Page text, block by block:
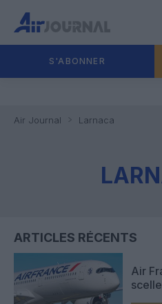
S'ABONNER
Air Journal Larnaca
ARTICLES RÉCENTS
Air